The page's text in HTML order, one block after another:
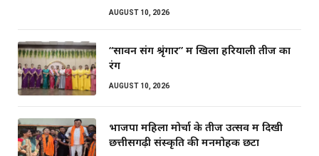
AUGUST 10, 2026
“सावन संग श्रृंगार” में खिला हरियाली तीज का
रंग
AUGUST 10, 2026
भाजपा महिला मोर्चा के तीज उत्सव में दिखी
छत्तीसगढ़ी संस्कृति की मनमोहक छटा